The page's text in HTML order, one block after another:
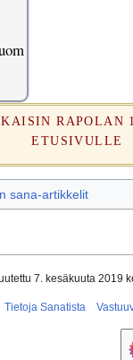
RAPOLAN
ETUSIVULLE
sana-artikkelit
7. kesäkuuta 2019
Tietoja Sanatista